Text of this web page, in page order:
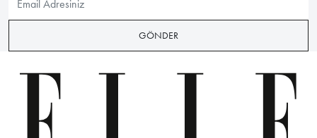
GÖNDER